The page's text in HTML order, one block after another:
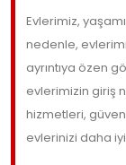
Evlerimiz,
nedenle,
ayrıntıya özen
evlerimizin giriş
hizmetleri,
evlerinizi daha